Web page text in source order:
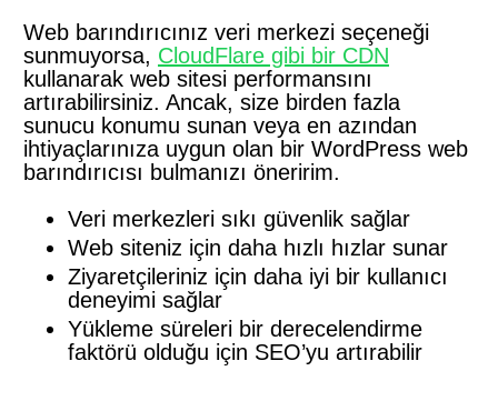
Web barındırıcınız veri merkezi seçeneği
sunmuyorsa, CloudFlare gibi bir CDN
kullanarak web sitesi performansını
artırabilirsiniz. Ancak, size birden fazla
sunucu konumu sunan veya en azından
ihtiyaçlarınıza uygun olan bir WordPress web
barındırıcısı bulmanızı öneririm.
Veri merkezleri sıkı güvenlik sağlar
Web siteniz için daha hızlı hızlar sunar
Ziyaretçileriniz için daha iyi bir kullanıcı
deneyimi sağlar
Yükleme süreleri bir derecelendirme
faktörü olduğu için SEO’yu artırabilir